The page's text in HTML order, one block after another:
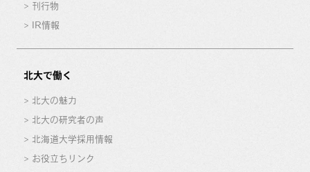
刊行物
IR情報
北大で働く
北大の魅力
北大の研究者の声
北海道大学採用情報
お役立ちリンク